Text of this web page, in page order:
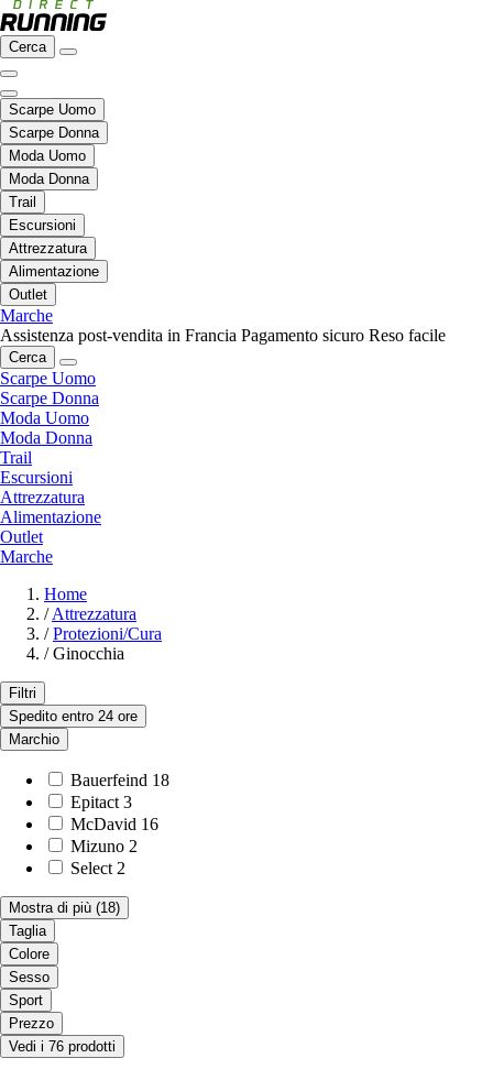
Cerca
Scarpe Uomo
Scarpe Donna
Moda Uomo
Moda Donna
Trail
Escursioni
Attrezzatura
Alimentazione
Outlet
Marche
Assistenza post-vendita in Francia Pagamento sicuro Reso facile
Cerca
Scarpe Uomo
Scarpe Donna
Moda Uomo
Moda Donna
Trail
Escursioni
Attrezzatura
Alimentazione
Outlet
Marche
Home
/ Attrezzatura
/ Protezioni/Cura
/ Ginocchia
Filtri
Spedito entro 24 ore
Marchio
Bauerfeind 18
Epitact 3
McDavid 16
Mizuno 2
Select 2
Mostra di più (18)
Taglia
Colore
Sesso
Sport
Prezzo
Vedi i 76 prodotti